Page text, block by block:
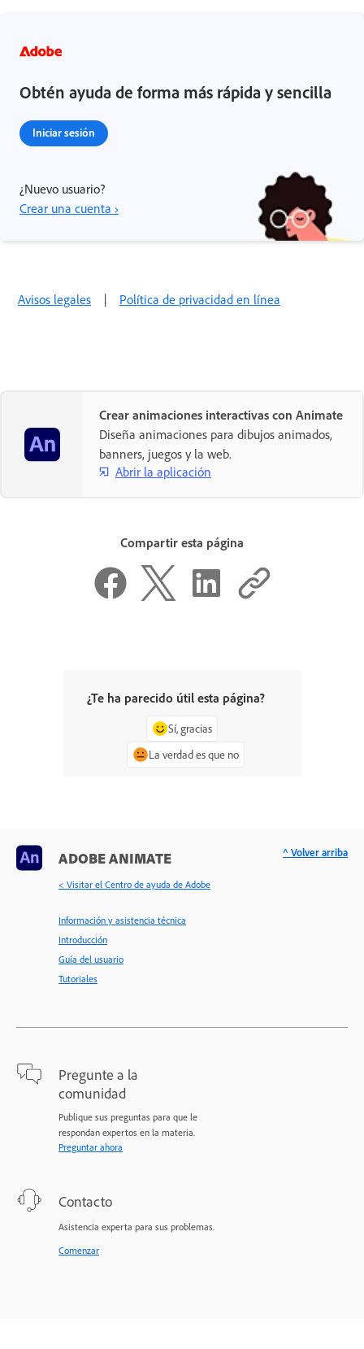
Obtén ayuda de forma más rápida y sencilla
Iniciar sesión
¿Nuevo usuario?
Crear una cuenta ›
Avisos legales | Política de privacidad en línea
Crear animaciones interactivas con Animate
Diseña animaciones para dibujos animados,
banners, juegos y la web.
Abrir la aplicación
Compartir esta página
¿Te ha parecido útil esta página?
Sí, gracias
La verdad es que no
ADOBE ANIMATE
< Visitar el Centro de ayuda de Adobe
Información y asistencia técnica
Introducción
Guía del usuario
Tutoriales
Pregunte a la
comunidad
Publique sus preguntas para que le
respondan expertos en la materia.
Preguntar ahora
Contacto
Asistencia experta para sus problemas.
Comenzar
^ Volver arriba